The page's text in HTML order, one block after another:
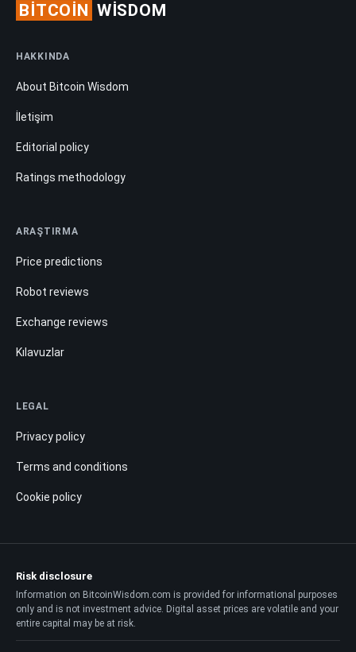
BITCOIN WISDOM
HAKKINDA
About Bitcoin Wisdom
İletişim
Editorial policy
Ratings methodology
ARAŞTIRMA
Price predictions
Robot reviews
Exchange reviews
Kılavuzlar
LEGAL
Privacy policy
Terms and conditions
Cookie policy
Risk disclosure
Information on BitcoinWisdom.com is provided for informational purposes
only and is not investment advice. Digital asset prices are volatile and your
entire capital may be at risk.